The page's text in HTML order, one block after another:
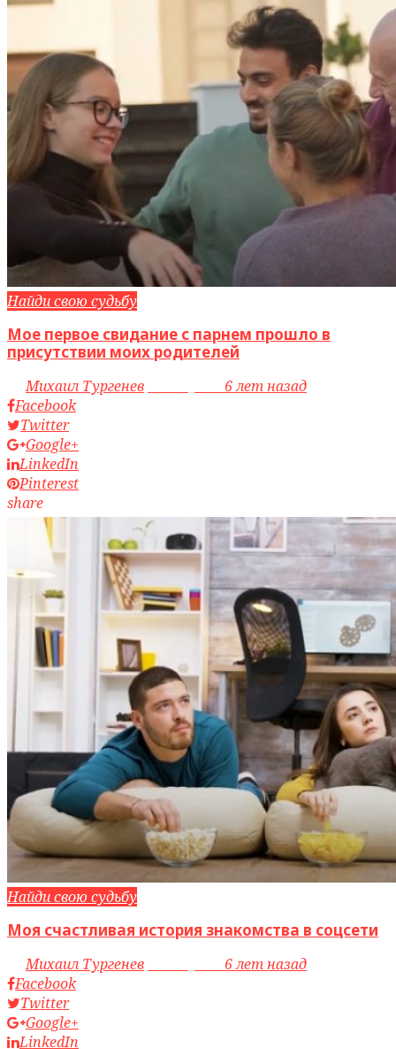
Найди свою судьбу
Мое первое свидание с парнем прошло в
присутствии моих родителей
byМихаил Тургенев
6 лет назад
Facebook
Twitter
Google+
LinkedIn
Pinterest
share
Найди свою судьбу
Моя счастливая история знакомства в соцсети
byМихаил Тургенев
6 лет назад
Facebook
Twitter
Google+
LinkedIn